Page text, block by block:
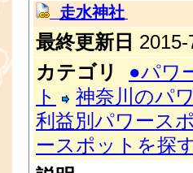
走水神社
最終更新日
カテゴリ
●パワ
ト
神奈川のパ
利益別パワース
ースポットを探